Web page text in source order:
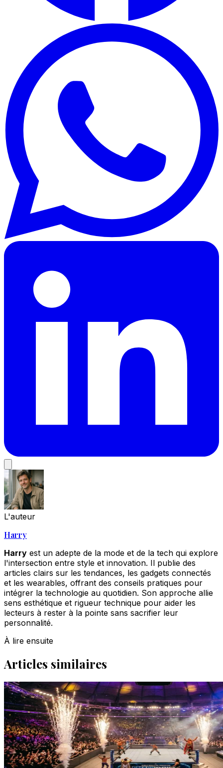
L'auteur
Harry
Harry est un adepte de la mode et de la tech qui explore
l'intersection entre style et innovation. Il publie des
articles clairs sur les tendances, les gadgets connectés
et les wearables, offrant des conseils pratiques pour
intégrer la technologie au quotidien. Son approche allie
sens esthétique et rigueur technique pour aider les
lecteurs à rester à la pointe sans sacrifier leur
personnalité.
À lire ensuite
Articles similaires